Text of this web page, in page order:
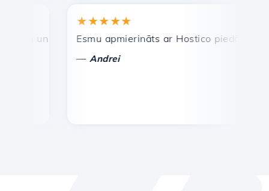
un efektīva tehniskā atbalsta dienests.
★★★★★
Esmu apmierināts ar Hostico piedāvātajiem
Andrei